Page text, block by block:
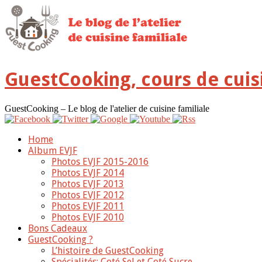
GuestCooking, cours de
GuestCooking – Le blog de l'atelier de cuisine familiale
Home
Album EVJF
Photos EVJF 2015-2016
Photos EVJF 2014
Photos EVJF 2013
Photos EVJF 2012
Photos EVJF 2011
Photos EVJF 2010
Bons Cadeaux
GuestCooking ?
L’histoire de GuestCooking